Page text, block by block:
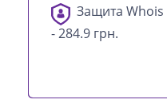
Защита
- 284.9 грн.